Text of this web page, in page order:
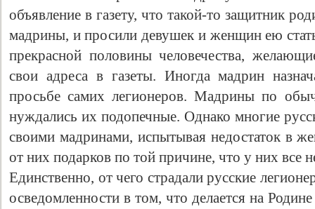
объявление в газету, что такой-то защитник
мадрины, и просили девушек и женщин ею
прекрасной половины человечества,
свои адреса в газеты. Иногда мадрин
просьбе самих легионеров. Мадрины по
нуждались их подопечные. Однако многие
своими мадринами, испытывая недостаток в
от них подарков по той причине, что у них все
Единственно, от чего страдали русские
осведомленности в том, что делается на